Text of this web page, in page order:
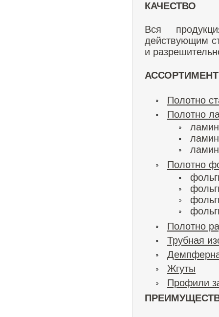
КАЧЕСТВО
Вся
действующим
и
АССОРТИМЕНТ
Полотно
Полотно
Полотно
Полотно
Трубная
Жгуты
Профили